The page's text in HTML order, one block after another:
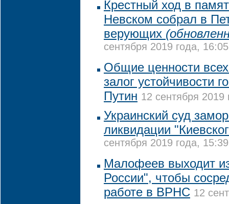
Крестный ход в
Невском собрал в
верующих
сентября 2019 года, 16:05
Общие ценности
залог устойчивости
Путин 12 сентября 2019
Украинский суд
ликвидации
сентября 2019 года, 15:39
Малофеев выходит
России", чтобы
работе в ВРНС 12